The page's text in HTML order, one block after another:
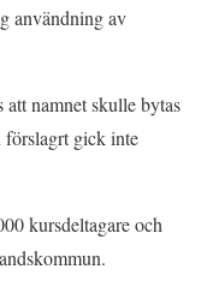
användning av
att namnet skulle bytas
förslagrt gick inte
kursdeltagare och